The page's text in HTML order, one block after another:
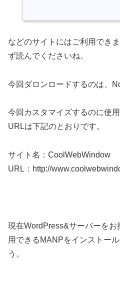
などのサイトにはご利用できま
ず読んでくださいね。
今回ダロンロードするのは、
今回カスタマイズするのに使
URLは下記のとおりです。
サイト名：CoolWebWindow
URL：http://
現在WordPress&サーバーを
用できるMANPをインストー
う。